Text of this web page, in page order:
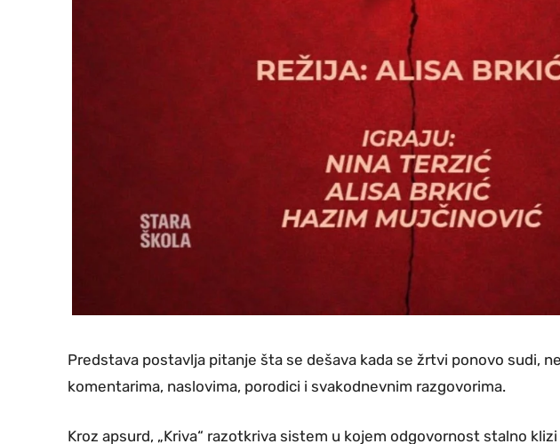
Predstava postavlja pitanje šta se dešava kada se žrtvi ponovo sudi,
komentarima, naslovima, porodici i svakodnevnim razgovorima.
Kroz apsurd, „Kriva“ razotkriva sistem u kojem odgovornost stalno